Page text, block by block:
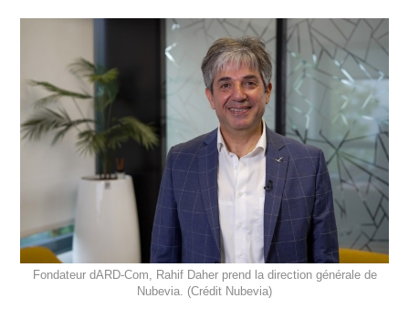
Fondateur dARD-Com, Rahif Daher prend la direction générale de
Nubevia. (Crédit Nubevia)